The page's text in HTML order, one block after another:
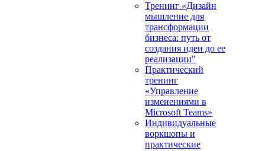
Тренинг «Дизайн
мышление для
трансформации
бизнеса: путь от
создания идеи до ее
реализации"
Практический
тренинг
«Управление
изменениями в
Microsoft Teams»
Индивидуальные
воркшопы и
практические